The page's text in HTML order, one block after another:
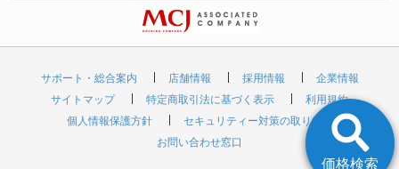
価格検索
サポート・総合案内 店舗情報 採用情報
企業情報
サイトマップ
特定商取引法に基づく表示
利用規約
個人情報保護方針
セキュリティー対策の取り組み
お問い合わせ窓口